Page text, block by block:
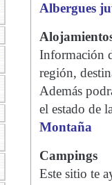
Albergues
Información
región,
Además
el estado de
Montaña
Campings
Este sitio te